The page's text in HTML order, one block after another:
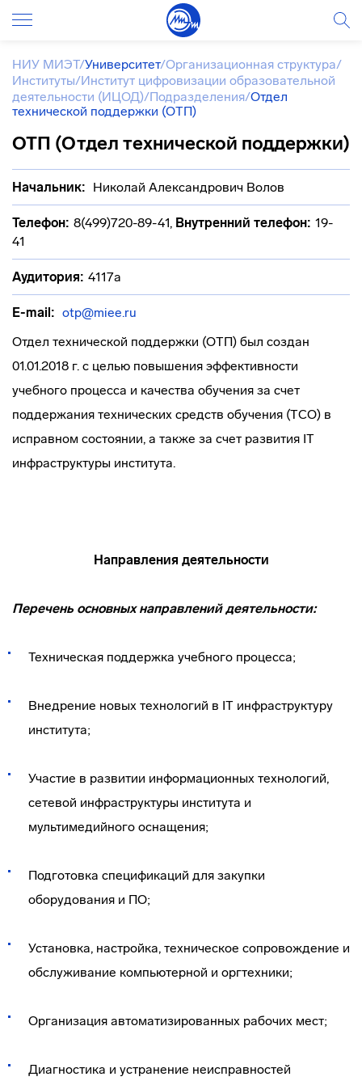
НИУ МИЭТ/Университет/Организационная структура/
Институты/Институт цифровизации образовательной
деятельности (ИЦОД)/Подразделения/Отдел
технической поддержки (ОТП)
ОТП (Отдел технической поддержки)
Начальник: Николай Александрович Волов
Телефон: 8(499)720-89-41, Внутренний телефон: 19-
41
Аудитория: 4117а
E-mail: otp@miee.ru
Отдел технической поддержки (ОТП) был создан
01.01.2018 г. с целью повышения эффективности
учебного процесса и качества обучения за счет
поддержания технических средств обучения (ТСО) в
исправном состоянии, а также за счет развития IT
инфраструктуры института.
Направления деятельности
Перечень основных направлений деятельности:
Техническая поддержка учебного процесса;
Внедрение новых технологий в IT инфраструктуру
института;
Участие в развитии информационных технологий,
сетевой инфраструктуры института и
мультимедийного оснащения;
Подготовка спецификаций для закупки
оборудования и ПО;
Установка, настройка, техническое сопровождение и
обслуживание компьютерной и оргтехники;
Организация автоматизированных рабочих мест;
Диагностика и устранение неисправностей